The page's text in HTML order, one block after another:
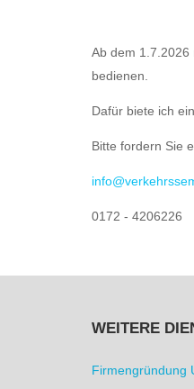
Ab dem
bedienen.
Dafür biete ich
Bitte fordern Sie
0172 - 4206226
WEITERE
Firmengründung